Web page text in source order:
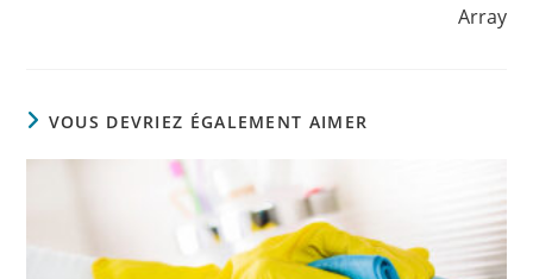
Array
VOUS DEVRIEZ ÉGALEMENT AIMER